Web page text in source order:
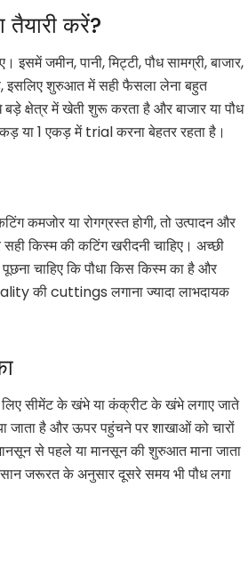
करें?
जमीन, पानी, मिट्टी, पौध सामग्री, बाजार,
इसलिए शुरुआत में सही फैसला लेना बहुत
क्षेत्र में खेती शुरू करता है और बाजार या पौध
या 1 एकड़ में trial करना बेहतर रहता है।
या रोगग्रस्त होगी, तो उत्पादन और
किस्म की कटिंग खरीदनी चाहिए। अच्छी
चाहिए कि पौधा किस किस्म का है और
की cuttings लगाना ज्यादा लाभदायक
सीमेंट के खंभे या कंक्रीट के खंभे लगाए जाते
है और ऊपर पहुंचने पर शाखाओं को चारों
से पहले या मानसून की शुरुआत माना जाता
जरूरत के अनुसार दूसरे समय भी पौध लगा